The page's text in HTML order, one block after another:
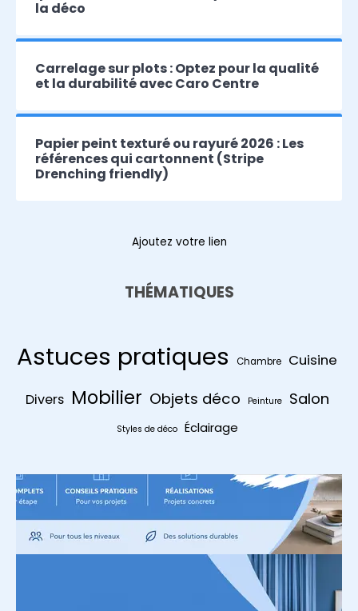
la déco
Carrelage sur plots : Optez pour la qualité
et la durabilité avec Caro Centre
Papier peint texturé ou rayuré 2026 : Les
références qui cartonnent (Stripe
Drenching friendly)
Ajoutez votre lien
THÉMATIQUES
Astuces pratiques Chambre Cuisine
Divers Mobilier Objets déco Peinture Salon
Styles de déco Éclairage